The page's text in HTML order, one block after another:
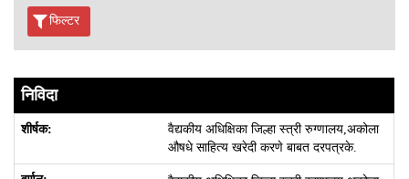
फिल्टर
निविदा
वैद्यकीय अधिक्षिका जिल्हा स्त्री रुग्णालय,अकोला
औषधे साहित्य खरेदी करणे बाबत दरपत्रके.